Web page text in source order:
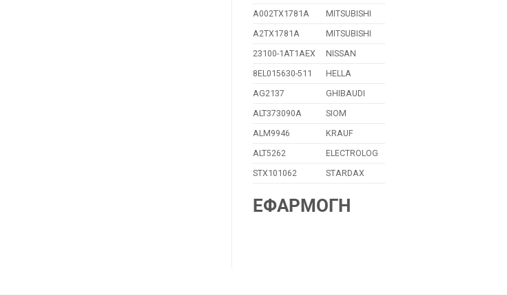
A002TX1781A
MITSUBISHI
A2TX1781A
MITSUBISHI
23100-1AT1AEX
NISSAN
8EL015630-511
HELLA
AG2137
GHIBAUDI
ALT373090A
SIOM
ALM9946
KRAUF
ALT5262
ELECTROLOG
STX101062
STARDAX
ΕΦΑΡΜΟΓΗ